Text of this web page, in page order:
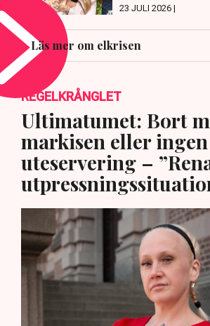
23 JULI 2026 |
Läs mer om elkrisen
REGELKRÅNGLET
Ultimatumet: Bort
markisen eller ingen
uteservering –